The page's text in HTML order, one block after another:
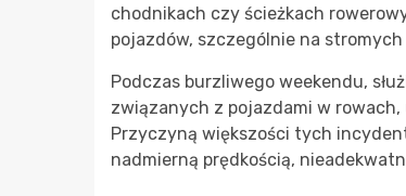
chodnikach czy ścieżkach
pojazdów, szczególnie na
Podczas burzliwego weekendu,
związanych z pojazdami w
Przyczyną większości tych
nadmierną prędkością,